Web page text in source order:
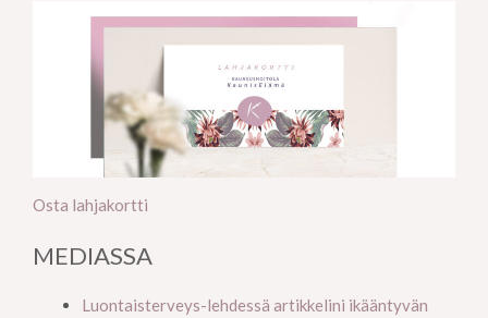
Osta lahjakortti
MEDIASSA
Luontaisterveys-lehdessä artikkelini ikääntyvän